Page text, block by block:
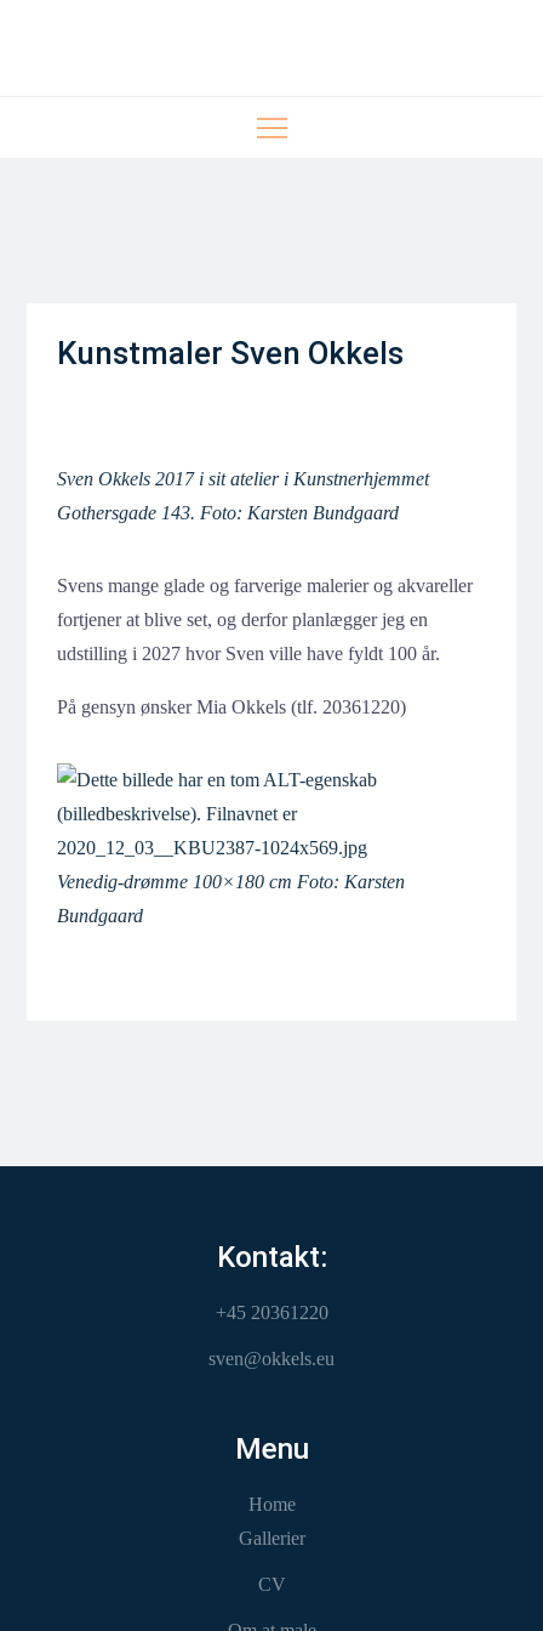
Kunstmaler Sven Okkels
Sven Okkels 2017 i sit atelier i Kunstnerhjemmet
Gothersgade 143. Foto: Karsten Bundgaard
Svens mange glade og farverige malerier og akvareller
fortjener at blive set, og derfor planlægger jeg en
udstilling i 2027 hvor Sven ville have fyldt 100 år.
På gensyn ønsker Mia Okkels (tlf. 20361220)
Venedig-drømme 100×180 cm Foto: Karsten
Bundgaard
Kontakt:
+45 20361220
sven@okkels.eu
Menu
Home
Gallerier
CV